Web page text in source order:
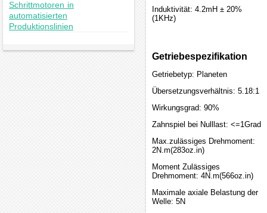
Schrittmotoren in
automatisierten
Produktionslinien
Induktivität: 4.2mH ± 20%
(1KHz)
Getriebespezifikation
Getriebetyp: Planeten
Übersetzungsverhältnis: 5.18:1
Wirkungsgrad: 90%
Zahnspiel bei Nulllast: <=1Grad
Max.zulässiges Drehmoment:
2N.m(283oz.in)
Moment Zulässiges
Drehmoment: 4N.m(566oz.in)
Maximale axiale Belastung der
Welle: 5N